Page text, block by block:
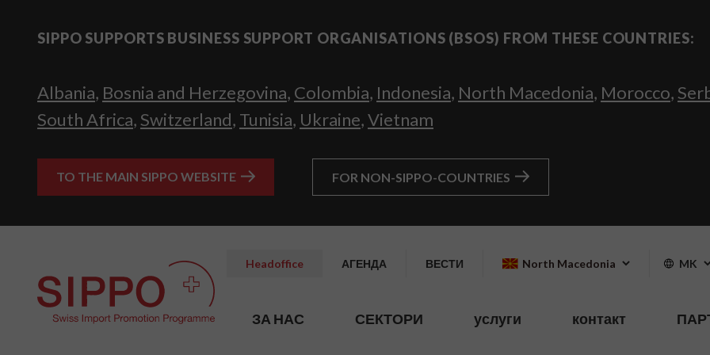
SIPPO SUPPORTS BUSINESS SUPPORT ORGANISATIONS (BSOS) FROM THESE COUNTRIES:
Albania, Bosnia and Herzegovina, Colombia, Indonesia, North Macedonia, Morocco,
South Africa, Switzerland, Tunisia, Ukraine,Vietnam
TO THE MAIN SIPPO WEBSITE FOR NON-SIPPO-COUNTRIES
Headoffice АГЕНДА ВЕСТИ North Macedonia MK
ЗА НАС СЕКТОРИ услуги контакт